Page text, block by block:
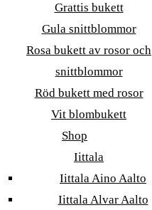
Grattis bukett
Gula snittblommor
Rosa bukett av rosor och
snittblommor
Röd bukett med rosor
Vit blombukett
Shop
Iittala
Iittala Aino Aalto
Iittala Alvar Aalto